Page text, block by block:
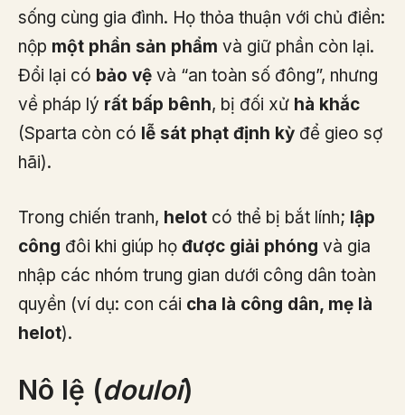
sống cùng gia đình. Họ thỏa thuận với chủ điền:
nộp một phần sản phẩm và giữ phần còn lại.
Đổi lại có bảo vệ và “an toàn số đông”, nhưng
về pháp lý rất bấp bênh, bị đối xử hà khắc
(Sparta còn có lễ sát phạt định kỳ để gieo sợ
hãi).
Trong chiến tranh, helot có thể bị bắt lính; lập
công đôi khi giúp họ được giải phóng và gia
nhập các nhóm trung gian dưới công dân toàn
quyền (ví dụ: con cái cha là công dân, mẹ là
helot).
Nô lệ (douloi)